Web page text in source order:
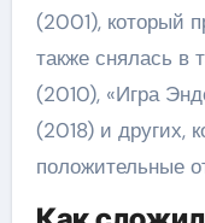
(2001), который
также снялась в
(2010), «Игра
(2018) и других,
положительные